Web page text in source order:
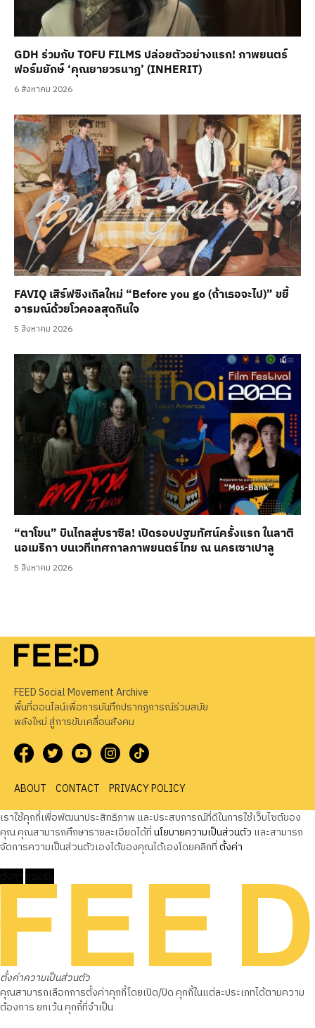
GDH ร่วมกับ TOFU FILMS ปล่อยตัวอย่างแรก! ภาพยนตร์
ฟอร์มยักษ์ ‘คุณยายวรนาฏ’ (INHERIT)
6 สิงหาคม 2026
FAVIQ เสิร์ฟซิงเกิลใหม่ “Before you go (ถ้าเธอจะไป)” ขยี้
อารมณ์ด้วยโวคอลสุดกินใจ
5 สิงหาคม 2026
“ตาโขน” บินไกลสู่บราซิล! เปิดรอบปฐมทัศน์ครั้งแรก ในลาติ
นอเมริกา บนเวทีเทศกาลภาพยนตร์ไทย ณ นครเซาเปาลู
5 สิงหาคม 2026
FEED Social Movement Archive
พื้นที่ออนไลน์เพื่อการบันทึกปรากฏการณ์ร่วมสมัย
พลังใหม่ สู่การขับเคลื่อนสังคม
ABOUT CONTACT
PRIVACY POLICY
เราใช้คุกกี้เพื่อพัฒนาประสิทธิภาพ และประสบการณ์ที่ดีในการใช้เว็บไซต์ของ
คุณ คุณสามารถศึกษารายละเอียดได้ที่นโยบายความเป็นส่วนตัว และสามารถ
จัดการความเป็นส่วนตัวเองได้ของคุณได้เองโดยคลิกที่ตั้งค่า
ตั้งค่าความเป็นส่วนตัว
คุณสามารถเลือกการตั้งค่าคุกกี้โดยเปิด/ปิด คุกกี้ในแต่ละประเภทได้ตามความ
ต้องการ ยกเว้น คุกกี้ที่จำเป็น